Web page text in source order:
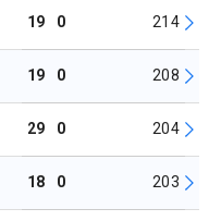
19 0 214
19 0 208
29 0 204
18 0 203